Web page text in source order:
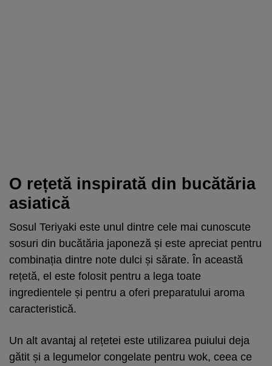
O rețetă inspirată din bucătăria
asiatică
Sosul Teriyaki este unul dintre cele mai cunoscute
sosuri din bucătăria japoneză și este apreciat pentru
combinația dintre note dulci și sărate. În această
rețetă, el este folosit pentru a lega toate
ingredientele și pentru a oferi preparatului aroma
caracteristică.
Un alt avantaj al rețetei este utilizarea puiului deja
gătit și a legumelor congelate pentru wok, ceea ce